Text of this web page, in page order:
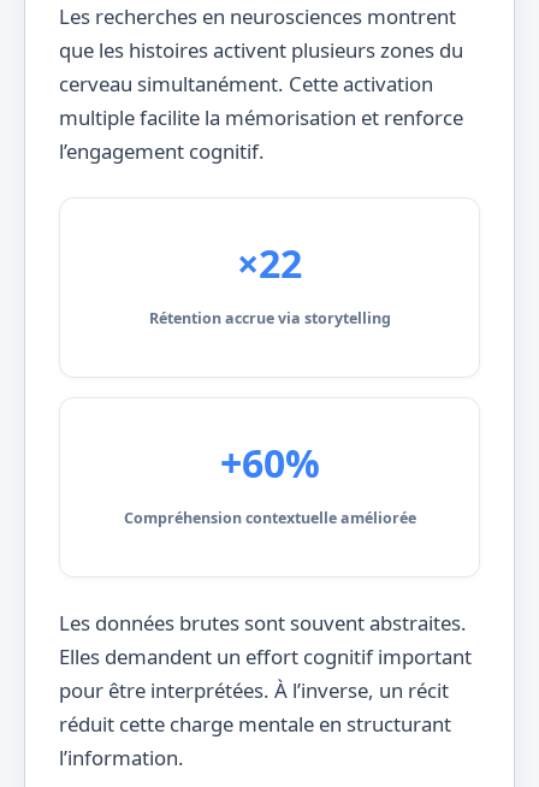
Les recherches en neurosciences montrent
que les histoires activent plusieurs zones du
cerveau simultanément. Cette activation
multiple facilite la mémorisation et renforce
l’engagement cognitif.
×22
Rétention accrue via storytelling
+60%
Compréhension contextuelle améliorée
Les données brutes sont souvent abstraites.
Elles demandent un effort cognitif important
pour être interprétées. À l’inverse, un récit
réduit cette charge mentale en structurant
l’information.